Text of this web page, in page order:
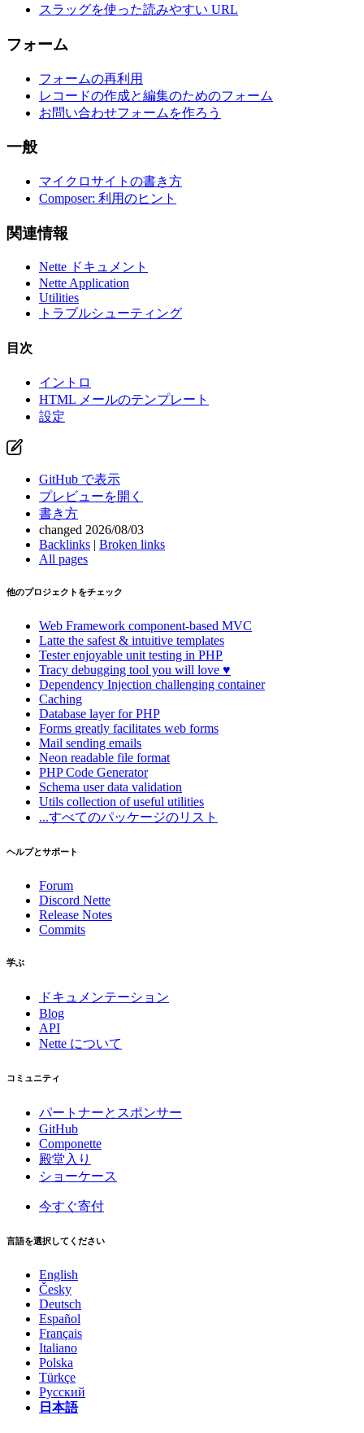
GitHub で表示(次に E を押して編集)
GitHub でこのページの問題を報告する
スラッグを使った読みやすい URL
フォーム
フォームの再利用
レコードの作成と編集のためのフォーム
お問い合わせフォームを作ろう
一般
マイクロサイトの書き方
Composer: 利用のヒント
関連情報
Nette ドキュメント
Nette Application
Utilities
トラブルシューティング
目次
イントロ
HTML メールのテンプレート
設定
GitHub で表示
プレビューを開く
書き方
changed 2026/08/03
Backlinks | Broken links
All pages
他のプロジェクトをチェック
Web Framework component-based MVC
Latte the safest & intuitive templates
Testerenjoyable unit testing in PHP
Tracy debugging tool you will love ♥
Dependency Injection challenging container
Caching
Database layer for PHP
Forms greatly facilitates web forms
Mail sending emails
Neon readable file format
PHP Code Generator
Schema user data validation
Utils collection of useful utilities
...すべてのパッケージのリスト
ヘルプとサポート
Forum
Discord Nette
Release Notes
Commits
学ぶ
ドキュメンテーション
Blog
API
Nette について
コミュニティ
パートナーとスポンサー
GitHub
Componette
殿堂入り
ショーケース
今すぐ寄付
言語を選択してください
English
Česky
Deutsch
Español
Français
Italiano
Polska
Türkçe
Русский
日本語